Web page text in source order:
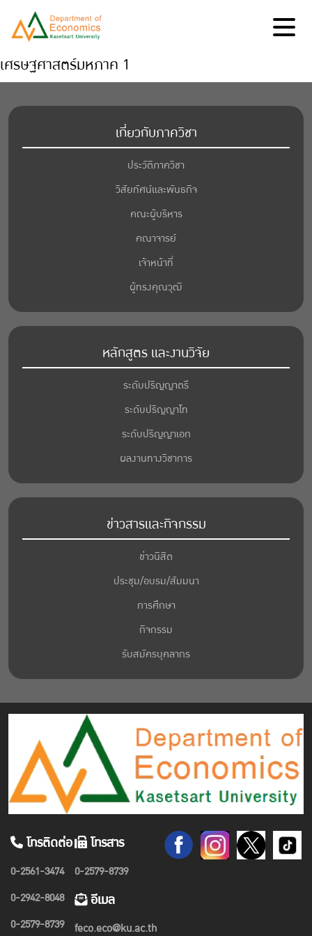
เศรษฐศาสตร์มหภาค 1
เกี่ยวกับภาควิชา
ประวัติภาควิชา
วิสัยทัศน์และพันธกิจ
คณะผู้บริหาร
คณาจารย์
เจ้าหน้าที่
ผู้ทรงคุณวุฒิ
หลักสูตร และงานวิจัย
ระดับปริญญาตรี
ระดับปริญญาโท
ระดับปริญญาเอก
ผลงานทางวิชาการ
ข่าวสารและกิจกรรม
ข่าวนิสิต
ประชุม/อบรม/สัมมนา
การศึกษา
กิจกรรม
รับสมัครบุคลากร
โทรติดต่อ
0-2561-3474
0-2942-8048
0-2579-8739
โทรสาร
0-2579-8739
อีเมล
feco.eco@ku.ac.th